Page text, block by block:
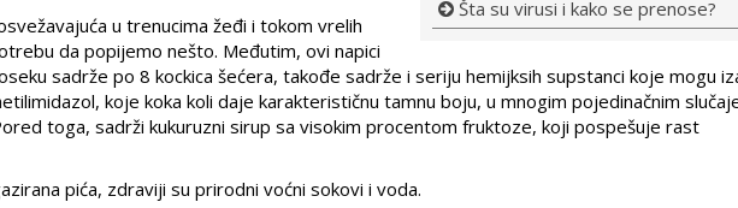
Šta su virusi i kako se prenose?
u trenucima žeđi i tokom vrelih
da popijemo nešto. Međutim, ovi napici
sadrže po 8 kockica šećera, takođe sadrže i seriju hemijksih supstanci koje mogu
koje koka koli daje karakterističnu tamnu boju, u mnogim pojedinačnim
toga, sadrži kukuruzni sirup sa visokim procentom fruktoze, koji pospešuje rast
pića, zdraviji su prirodni voćni sokovi i voda.